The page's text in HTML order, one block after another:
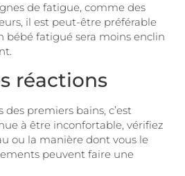
de fatigue, comme des
il est peut-être préférable
bébé fatigué sera moins enclin
réactions
premiers bains, c’est
à être inconfortable, vérifiez
ou la manière dont vous le
peuvent faire une